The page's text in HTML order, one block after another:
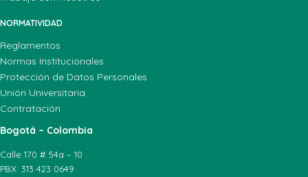
NORMATIVIDAD
Reglamentos
Normas Institucionales
Protección de Datos Personales
Unión Universitaria
Contratación
Bogotá – Colombia
Calle 170 # 54a – 10
PBX: 313 423 0649